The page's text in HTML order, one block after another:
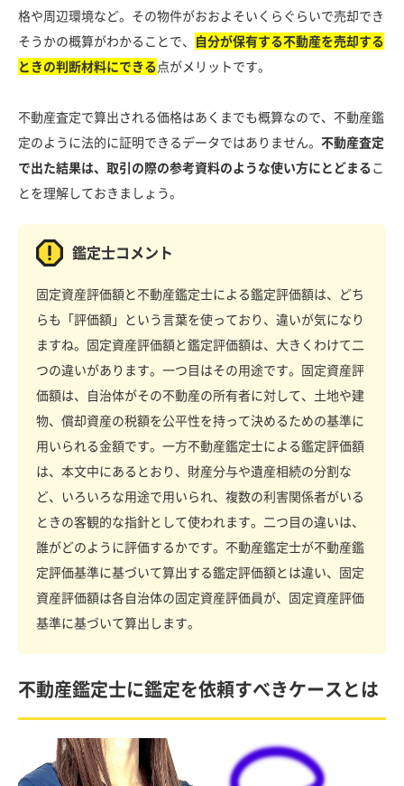
格や周辺環境など。その物件がおおよそいくらぐらいで売却でき
そうかの概算がわかることで、
自分が保有する不動産を売却する
ときの判断材料にできる点がメリットです。
不動産査定で算出される価格はあくまでも概算なので、不動産鑑
定のように法的に証明できるデータではありません。 不動産査定
で出た結果は、取引の際の参考資料のような使い方にとどまるこ
とを理解しておきましょう。
鑑定士コメント
固定資産評価額と不動産鑑定士による鑑定評価額は、どち
らも「評価額」という言葉を使っており、違いが気になり
ますね。固定資産評価額と鑑定評価額は、大きくわけて二
つの違いがあります。一つ目はその用途です。固定資産評
価額は、自治体がその不動産の所有者に対して、土地や建
物、償却資産の税額を公平性を持って決めるための基準に
用いられる金額です。一方不動産鑑定士による鑑定評価額
は、本文中にあるとおり、財産分与や遺産相続の分割な
ど、いろいろな用途で用いられ、複数の利害関係者がいる
ときの客観的な指針として使われます。二つ目の違いは、
誰がどのように評価するかです。不動産鑑定士が不動産鑑
定評価基準に基づいて算出する鑑定評価額とは違い、固定
資産評価額は各自治体の固定資産評価員が、固定資産評価
基準に基づいて算出します。
不動産鑑定士に鑑定を依頼すべきケースとは